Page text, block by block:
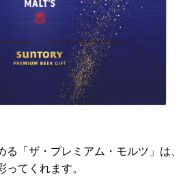
「ザ・プレミアム・モルツ」は、
てくれます。